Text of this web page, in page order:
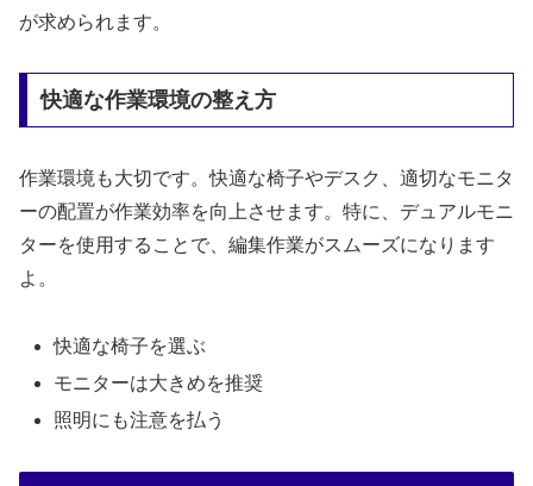
が求められます。
快適な作業環境の整え方
作業環境も大切です。快適な椅子やデスク、適切なモニタ
ーの配置が作業効率を向上させます。特に、デュアルモニ
ターを使用することで、編集作業がスムーズになります
よ。
快適な椅子を選ぶ
モニターは大きめを推奨
照明にも注意を払う